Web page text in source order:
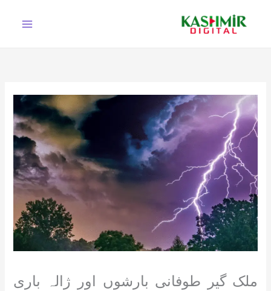
ملک گیر طوفانی بارشوں اور ژالہ باری